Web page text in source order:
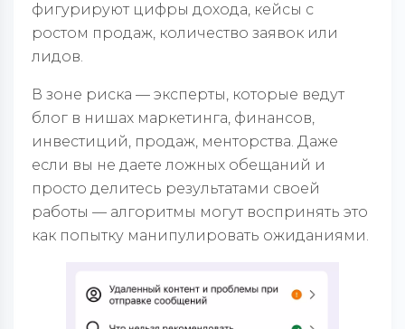
фигурируют цифры дохода, кейсы с
ростом продаж, количество заявок или
лидов.
В зоне риска — эксперты, которые ведут
блог в нишах маркетинга, финансов,
инвестиций, продаж, менторства. Даже
если вы не даете ложных обещаний и
просто делитесь результатами своей
работы — алгоритмы могут воспринять это
как попытку манипулировать ожиданиями.